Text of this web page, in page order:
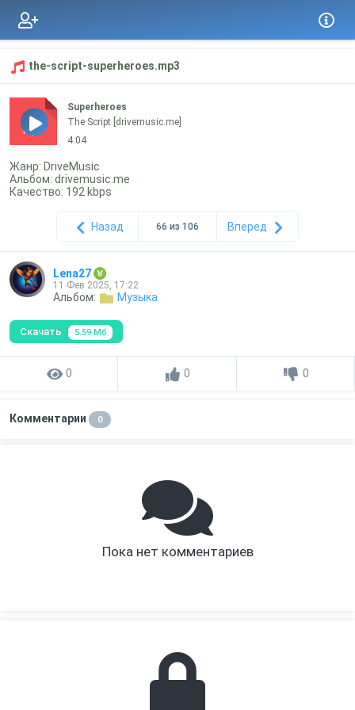
the-script-superheroes.mp3
mp3
Superheroes
The Script [drivemusic.me]
4:04
Жанр: DriveMusic
Альбом: drivemusic.me
Качество: 192 kbps
Назад 66 из 106 Вперед
Lena27
11 Фев 2025, 17:22
Альбом: Музыка
Скачать 5.59 Мб
0 0 0
Комментарии 0
Пока нет комментариев